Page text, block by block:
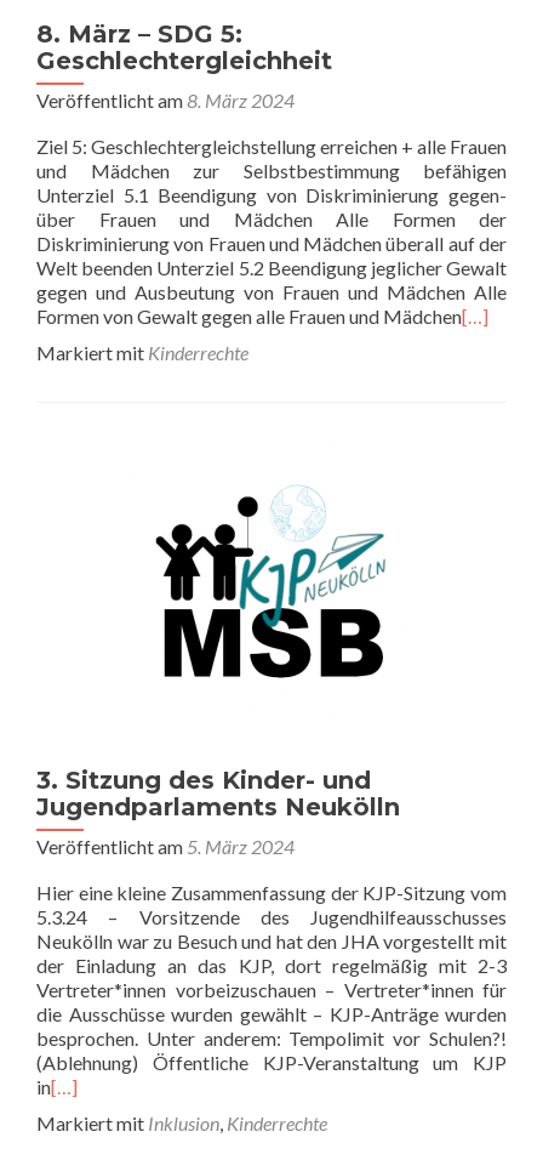
8. März – SDG 5:
Geschlechtergleichheit
Veröffentlicht am8. März 2024
Ziel 5: Geschlech­ter­gleich­stel­lung errei­chen + alle Frauen
und Mäd­chen zur Selbst­be­stim­mung befä­hi­gen
Unterziel 5.1 Been­di­gung von Dis­kri­mi­nie­rung gegen­
über Frauen und Mäd­chen Alle Formen der
Diskriminierung von Frauen und Mädchen überall auf der
Welt beenden Unterziel 5.2 Been­di­gung jeg­li­cher Gewalt
gegen und Aus­beu­tung von Frauen und Mäd­chen Alle
Formen von Gewalt gegen alle Frauen und Mädchen[…]
Markiert mit Kinderrechte
3. Sitzung des Kinder- und
Jugendparlaments Neukölln
Veröffentlicht am 5. März 2024
Hier eine kleine Zusammenfassung der KJP-Sitzung vom
5.3.24 – Vorsitzende des Jugendhilfeausschusses
Neukölln war zu Besuch und hat den JHA vorgestellt mit
der Einladung an das KJP, dort regelmäßig mit 2-3
Vertreter*innen vorbeizuschauen – Vertreter*innen für
die Ausschüsse wurden gewählt – KJP-Anträge wurden
besprochen. Unter anderem: Tempolimit vor Schulen?!
(Ablehnung) Öffentliche KJP-Veranstaltung um KJP
in[…]
Markiert mit Inklusion, Kinderrechte